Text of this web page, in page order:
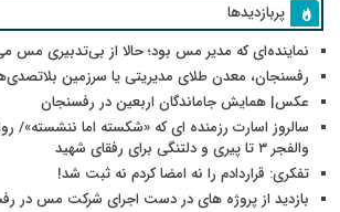
پربازدیدها
نماینده‌ای که مدیر مس بود؛ حالا از بی‌تدبیری مس
رفسنجان، معدن طلای مدیریتی یا سرزمین
عکس| همایش جاماندگان اربعین در رفسنجان
سالروز اسارت رزمنده ای که «شکسته اما ننشسته»/
والفجر ۳ تا پیری و دلتنگی برای رفقای شهید
تفکری: قراردادم را نه امضا کردم نه ثبت شد!
بازدید از پروژه های در دست اجرای شرکت مس در